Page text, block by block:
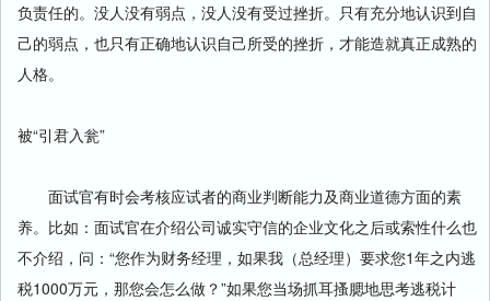
负责任的。没人没有弱点，没人没有受过挫折。只有充分地认识到自
己的弱点，也只有正确地认识自己所受的挫折，才能造就真正成熟的
人格。
被“引君入瓮”
面试官有时会考核应试者的商业判断能力及商业道德方面的素
养。比如：面试官在介绍公司诚实守信的企业文化之后或索性什么也
不介绍，问：“您作为财务经理，如果我（总经理）要求您1年之内逃
税1000万元，那您会怎么做？”如果您当场抓耳搔腮地思考逃税计